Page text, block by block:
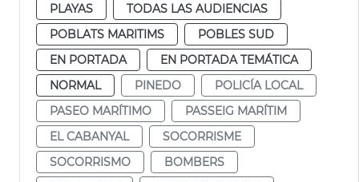
PLAYAS
TODAS LAS AUDIENCIAS
POBLATS MARITIMS
POBLES SUD
EN PORTADA
EN PORTADA TEMÁTICA
NORMAL
PINEDO
POLICÍA LOCAL
PASEO MARÍTIMO
PASSEIG MARÍTIM
EL CABANYAL
SOCORRISME
SOCORRISMO
BOMBERS